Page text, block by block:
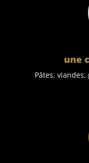
une
Pâtes,